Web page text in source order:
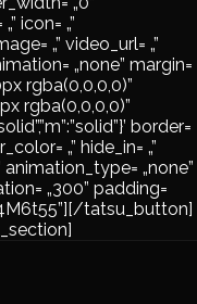
icon= „”
„” video_url= „”
„none” margin=
rgba(0,0,0,0)”
rgba(0,0,0,0)”
border=
„” hide_in= „”
animation_type= „none”
„300” padding=
tatsu_button]